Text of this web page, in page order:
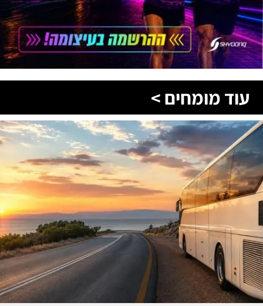
עוד מומחים >